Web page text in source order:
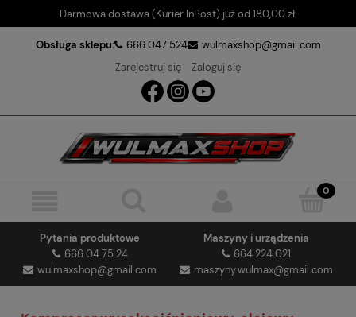
Darmowa dostawa (Kurier InPost) już od 180,00 zł.
Obsługa sklepu: 666 047 524
wulmaxshop@gmail.com
Zarejestruj się
Zaloguj się
Pytania produktowe
666 04 75 24
wulmaxshop@gmail.com
Maszyny i urządzenia
664 224 021
maszyny.wulmax@gmail.com